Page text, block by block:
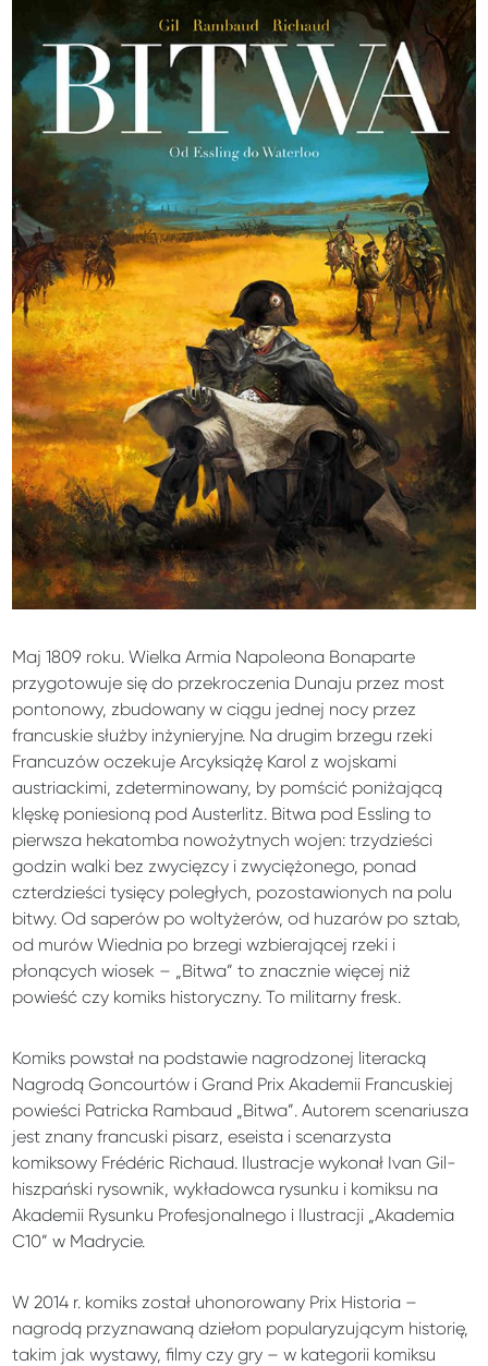
Maj 1809 roku. Wielka Armia Napoleona Bonaparte
przygotowuje się do przekroczenia Dunaju przez most
pontonowy, zbudowany w ciągu jednej nocy przez
francuskie służby inżynieryjne. Na drugim brzegu rzeki
Francuzów oczekuje Arcyksiążę Karol z wojskami
austriackimi, zdeterminowany, by pomścić poniżającą
klęskę poniesioną pod Austerlitz. Bitwa pod Essling to
pierwsza hekatomba nowożytnych wojen: trzydzieści
godzin walki bez zwycięzcy i zwyciężonego, ponad
czterdzieści tysięcy poległych, pozostawionych na polu
bitwy. Od saperów po woltyżerów, od huzarów po sztab,
od murów Wiednia po brzegi wzbierającej rzeki i
płonących wiosek – „Bitwa” to znacznie więcej niż
powieść czy komiks historyczny. To militarny fresk.
Komiks powstał na podstawie nagrodzonej literacką
Nagrodą Goncourtów i Grand Prix Akademii Francuskiej
powieści Patricka Rambaud „Bitwa”. Autorem scenariusza
jest znany francuski pisarz, eseista i scenarzysta
komiksowy Frédéric Richaud. Ilustracje wykonał Ivan Gil-
hiszpański rysownik, wykładowca rysunku i komiksu na
Akademii Rysunku Profesjonalnego i Ilustracji „Akademia
C10” w Madrycie.
W 2014 r. komiks został uhonorowany Prix Historia –
nagrodą przyznawaną dziełom popularyzującym historię,
takim jak wystawy, filmy czy gry – w kategorii komiksu